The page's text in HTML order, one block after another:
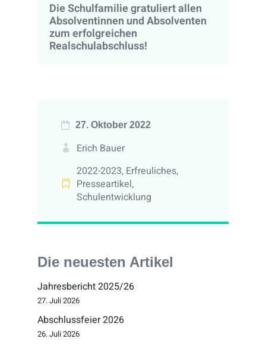
Die Schulfamilie gratuliert allen
Absolventinnen und Absolventen
zum erfolgreichen
Realschulabschluss!
27. Oktober 2022
Erich Bauer
2022-2023, Erfreuliches,
Presseartikel,
Schulentwicklung
Die neuesten Artikel
Jahresbericht 2025/26
27. Juli 2026
Abschlussfeier 2026
26. Juli 2026